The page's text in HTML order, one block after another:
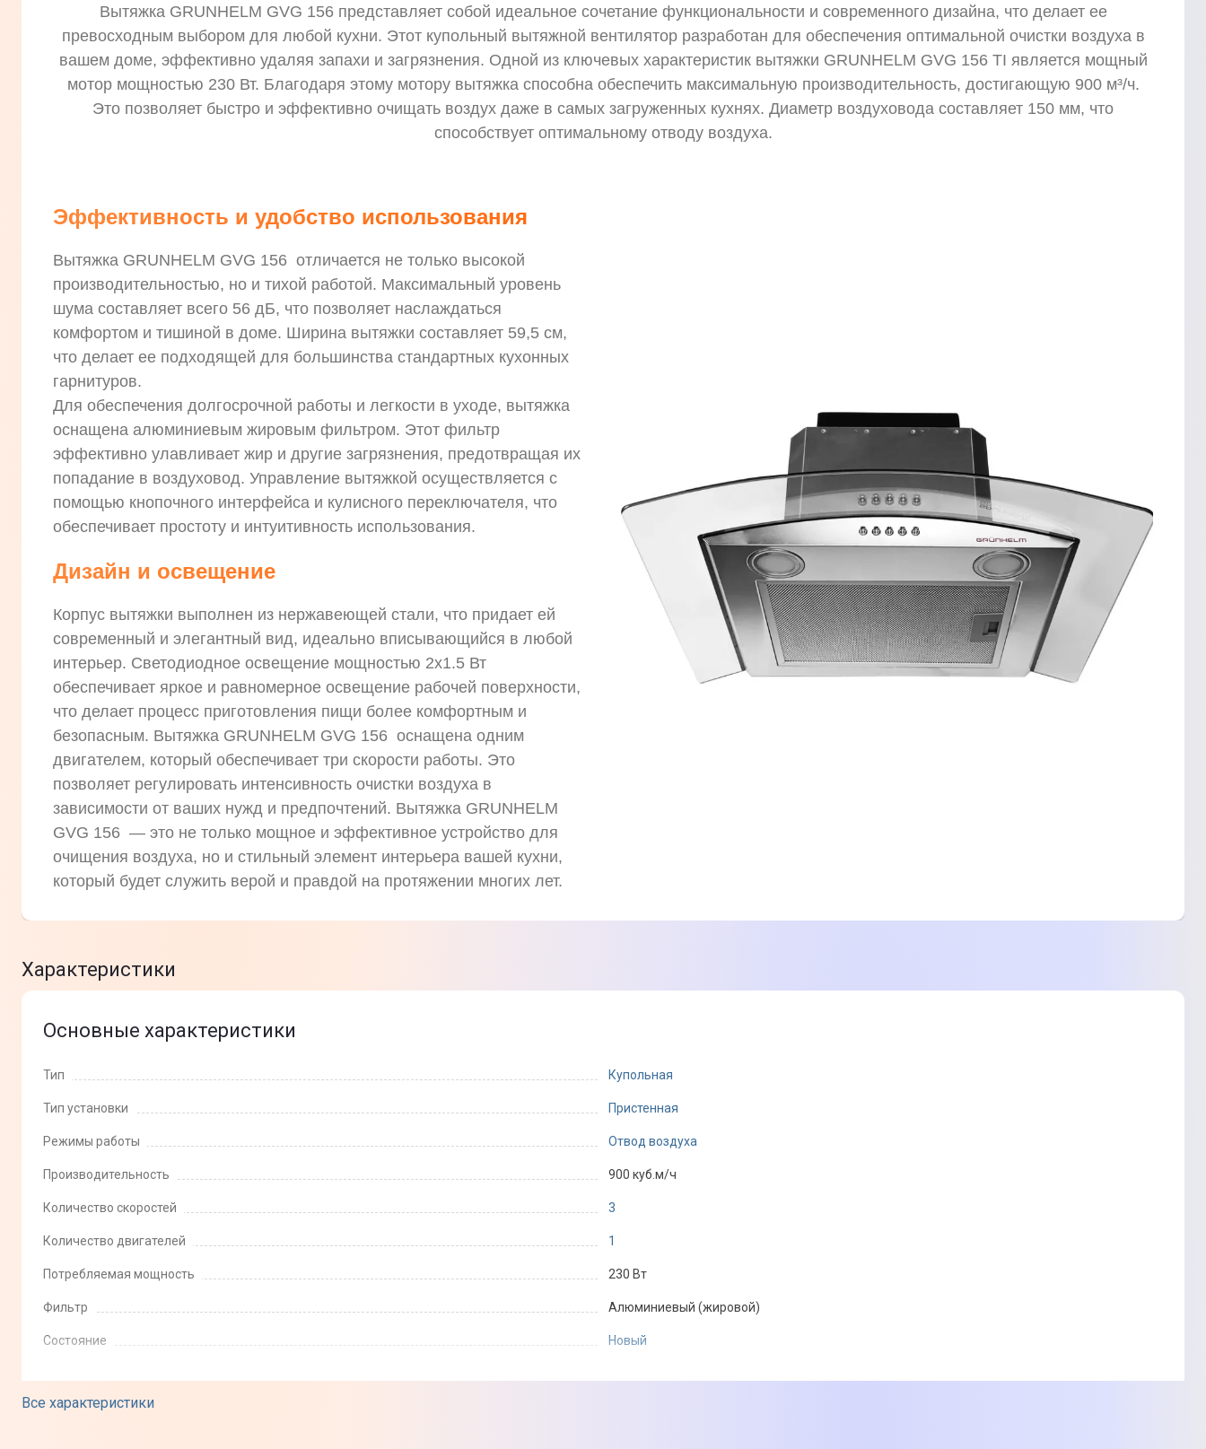
Вытяжка GRUNHELM GVG 156 представляет собой идеальное сочетание функциональности и современного дизайна, что делает ее
превосходным выбором для любой кухни. Этот купольный вытяжной вентилятор разработан для обеспечения оптимальной очистки воздуха в
вашем доме, эффективно удаляя запахи и загрязнения. Одной из ключевых характеристик вытяжки GRUNHELM GVG 156 TI является мощный
мотор мощностью 230 Вт. Благодаря этому мотору вытяжка способна обеспечить максимальную производительность, достигающую 900 м³/ч.
Это позволяет быстро и эффективно очищать воздух даже в самых загруженных кухнях. Диаметр воздуховода составляет 150 мм, что
способствует оптимальному отводу воздуха.
Эффективность и удобство использования
Вытяжка GRUNHELM GVG 156 отличается не только высокой
производительностью, но и тихой работой. Максимальный уровень
шума составляет всего 56 дБ, что позволяет наслаждаться
комфортом и тишиной в доме. Ширина вытяжки составляет 59,5 см,
что делает ее подходящей для большинства стандартных кухонных
гарнитуров.
Для обеспечения долгосрочной работы и легкости в уходе, вытяжка
оснащена алюминиевым жировым фильтром. Этот фильтр
эффективно улавливает жир и другие загрязнения, предотвращая их
попадание в воздуховод. Управление вытяжкой осуществляется с
помощью кнопочного интерфейса и кулисного переключателя, что
обеспечивает простоту и интуитивность использования.
Дизайн и освещение
Корпус вытяжки выполнен из нержавеющей стали, что придает ей
современный и элегантный вид, идеально вписывающийся в любой
интерьер. Светодиодное освещение мощностью 2x1.5 Вт
обеспечивает яркое и равномерное освещение рабочей поверхности,
что делает процесс приготовления пищи более комфортным и
безопасным. Вытяжка GRUNHELM GVG 156 оснащена одним
двигателем, который обеспечивает три скорости работы. Это
позволяет регулировать интенсивность очистки воздуха в
зависимости от ваших нужд и предпочтений. Вытяжка GRUNHELM
GVG 156 — это не только мощное и эффективное устройство для
очищения воздуха, но и стильный элемент интерьера вашей кухни,
который будет служить верой и правдой на протяжении многих лет.
Характеристики
Все характеристики
Основные характеристики
Тип Купольная
Тип установки Пристенная
Режимы работы Отвод воздуха
Производительность 900 куб.м/ч
Количество скоростей 3
Количество двигателей 1
Потребляемая мощность 230 Вт
Фильтр Алюминиевый (жировой)
Состояние Новый